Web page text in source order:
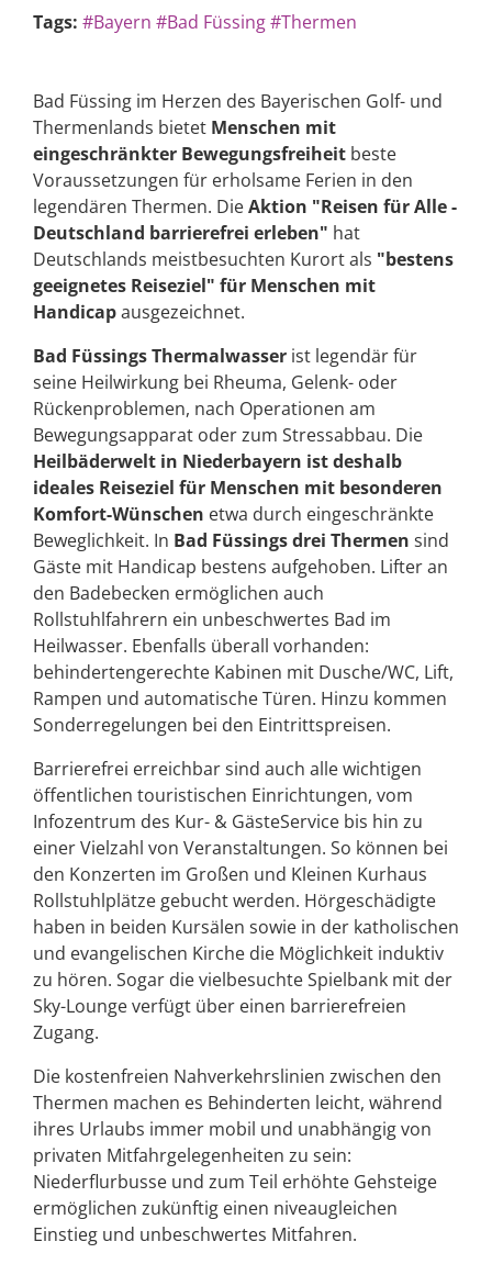
Tags: #Bayern #Bad Füssing#Thermen
Bad Füssing im Herzen des Bayerischen Golf- und
Thermenlands bietet Menschen mit
eingeschränkter Bewegungsfreiheit beste
Voraussetzungen für erholsame Ferien in den
legendären Thermen. DieAktion "Reisen für Alle -
Deutschland barrierefrei erleben" hat
Deutschlands meistbesuchten Kurort als "bestens
geeignetes Reiseziel" für Menschen mit
Handicapausgezeichnet.
Bad Füssings Thermalwasser ist legendär für
seine Heilwirkung bei Rheuma, Gelenk- oder
Rückenproblemen, nach Operationen am
Bewegungsapparat oder zum Stressabbau. Die
Heilbäderwelt in Niederbayern ist deshalb
ideales Reiseziel für Menschen mit besonderen
Komfort-Wünschen etwa durch eingeschränkte
Beweglichkeit. In Bad Füssings drei Thermen sind
Gäste mit Handicap bestens aufgehoben. Lifter an
den Badebecken ermöglichen auch
Rollstuhlfahrern ein unbeschwertes Bad im
Heilwasser. Ebenfalls überall vorhanden:
behindertengerechte Kabinen mit Dusche/WC, Lift,
Rampen und automatische Türen. Hinzu kommen
Sonderregelungen bei den Eintrittspreisen.
Barrierefrei erreichbar sind auch alle wichtigen
öffentlichen touristischen Einrichtungen, vom
Infozentrum des Kur- & GästeService bis hin zu
einer Vielzahl von Veranstaltungen. So können bei
den Konzerten im Großen und Kleinen Kurhaus
Rollstuhlplätze gebucht werden. Hörgeschädigte
haben in beiden Kursälen sowie in der katholischen
und evangelischen Kirche die Möglichkeit induktiv
zu hören. Sogar die vielbesuchte Spielbank mit der
Sky-Lounge verfügt über einen barrierefreien
Zugang.
Die kostenfreien Nahverkehrslinien zwischen den
Thermen machen es Behinderten leicht, während
ihres Urlaubs immer mobil und unabhängig von
privaten Mitfahrgelegenheiten zu sein:
Niederflurbusse und zum Teil erhöhte Gehsteige
ermöglichen zukünftig einen niveaugleichen
Einstieg und unbeschwertes Mitfahren.